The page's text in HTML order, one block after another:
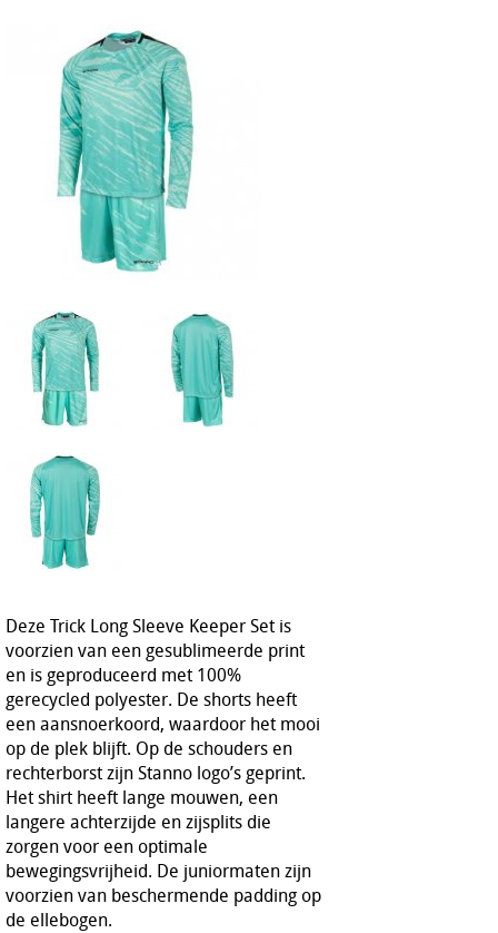
Deze Trick Long Sleeve Keeper Set is
voorzien van een gesublimeerde print
en is geproduceerd met 100%
gerecycled polyester. De shorts heeft
een aansnoerkoord, waardoor het mooi
op de plek blijft. Op de schouders en
rechterborst zijn Stanno logo’s geprint.
Het shirt heeft lange mouwen, een
langere achterzijde en zijsplits die
zorgen voor een optimale
bewegingsvrijheid. De juniormaten zijn
voorzien van beschermende padding op
de ellebogen.